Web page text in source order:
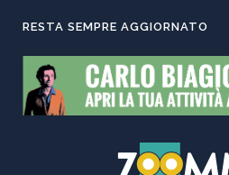
RESTA SEMPRE AGGIORNATO